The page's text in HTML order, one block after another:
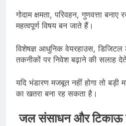
गोदाम क्षमता, परिवहन, गुणवत्ता
महत्वपूर्ण विषय बन जाते हैं।
विशेषज्ञ आधुनिक वेयरहाउस, डिजिटल
तकनीकों पर निवेश बढ़ाने की सलाह
यदि भंडारण मजबूत नहीं होगा तो बड़ी
का खतरा बना रह सकता है।
जल संसाधन और टिकाऊ